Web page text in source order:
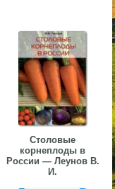
Столовые
корнеплоды в
России — Леунов В.
И.